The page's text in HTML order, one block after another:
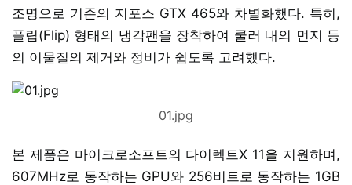
조명으로 기존의 지포스 GTX 465와 차별화했다. 특히,
플립(Flip) 형태의 냉각팬을 장착하여 쿨러 내의 먼지 등
의 이물질의 제거와 정비가 쉽도록 고려했다.
01.jpg
본 제품은 마이크로소프트의 다이렉트X 11을 지원하며,
607MHz로 동작하는 GPU와 256비트로 동작하는 1GB